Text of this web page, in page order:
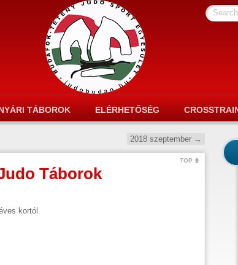
Search
TÁBOROK ELÉRHETŐSÉG
2018 szeptember →
TOP
Táborok
kortól.